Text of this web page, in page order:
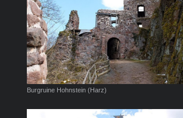
Burgruine Hohnstein (Harz)